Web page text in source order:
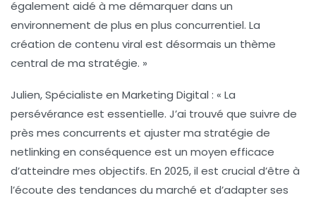
également aidé à me démarquer dans un
environnement de plus en plus concurrentiel. La
création de contenu viral est désormais un thème
central de ma stratégie. »
Julien, Spécialiste en Marketing Digital : « La
persévérance est essentielle. J’ai trouvé que suivre de
près mes concurrents et ajuster ma stratégie de
netlinking en conséquence est un moyen efficace
d’atteindre mes objectifs. En 2025, il est crucial d’être à
l’écoute des tendances du marché et d’adapter ses